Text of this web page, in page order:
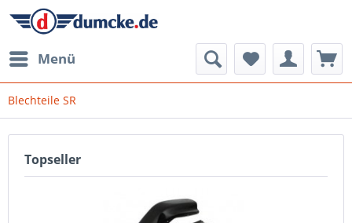
Menü
Blechteile SR
Topseller